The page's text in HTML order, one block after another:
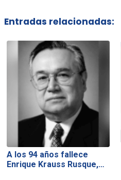
Entradas relacionadas:
A los 94 años fallece
Enrique Krauss Rusque,…